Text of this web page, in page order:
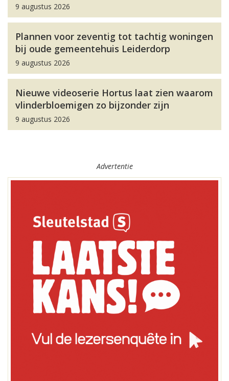
9 augustus 2026
Plannen voor zeventig tot tachtig woningen
bij oude gemeentehuis Leiderdorp
9 augustus 2026
Nieuwe videoserie Hortus laat zien waarom
vlinderbloemigen zo bijzonder zijn
9 augustus 2026
Advertentie